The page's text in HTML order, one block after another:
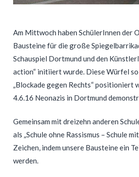
Am Mittwoch haben SchülerInnen der
Bausteine für die große
Schauspiel Dortmund und den
action“ initiiert wurde. Diese Würfel
„Blockade gegen Rechts“ positioniert
4.6.16 Neonazis in Dortmund
Gemeinsam mit dreizehn anderen
als „Schule ohne Rassismus – Schule
Zeichen, indem unsere Bausteine ein
werden.